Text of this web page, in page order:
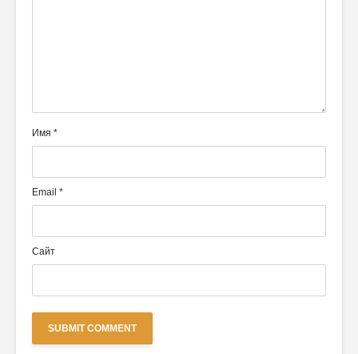
Имя *
Email *
Сайт